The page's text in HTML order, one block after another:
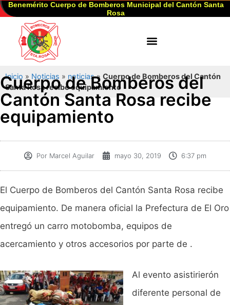
Benemérito Cuerpo de Bomberos Municipal del Cantón Santa
Rosa
Inicio » Noticias » noticias» Cuerpo de Bomberos del Cantón
Santa Rosa recibe equipamiento
Cuerpo de Bomberos del
Cantón Santa Rosa recibe
equipamiento
PorMarcel Aguilar mayo 30, 2019 6:37 pm
El Cuerpo de Bomberos del Cantón Santa Rosa recibe
equipamiento. De manera oficial la Prefectura de El Oro
entregó un carro motobomba, equipos de
acercamiento y otros accesorios por parte de .
Al evento asistirierón
diferente personal de